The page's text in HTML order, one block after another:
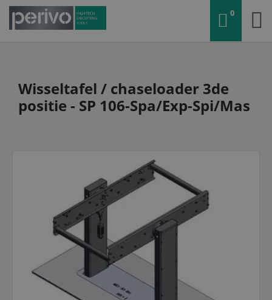
0
Wisseltafel / chaseloader 3de
positie - SP 106-Spa/Exp-Spi/Mas